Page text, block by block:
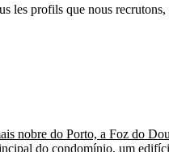
les profils que nous